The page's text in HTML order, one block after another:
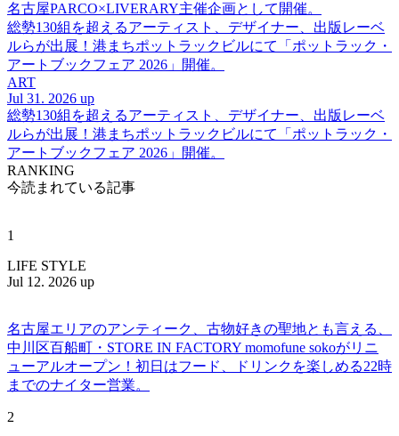
名古屋PARCO×LIVERARY主催企画として開催。
総勢130組を超えるアーティスト、デザイナー、出版レーベ
ルらが出展！港まちポットラックビルにて「ポットラック・
アートブックフェア 2026」開催。
ART
Jul 31. 2026 up
総勢130組を超えるアーティスト、デザイナー、出版レーベ
ルらが出展！港まちポットラックビルにて「ポットラック・
アートブックフェア 2026」開催。
RANKING
今読まれている記事
1
LIFE STYLE
Jul 12. 2026 up
名古屋エリアのアンティーク、古物好きの聖地とも言える、
中川区百船町・STORE IN FACTORY momofune sokoがリニ
ューアルオープン！初日はフード、ドリンクを楽しめる22時
までのナイター営業。
2